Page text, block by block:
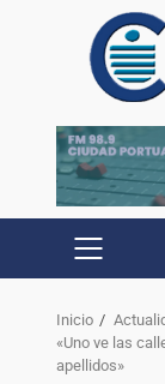
Inicio
«Uno ve las
apellidos»